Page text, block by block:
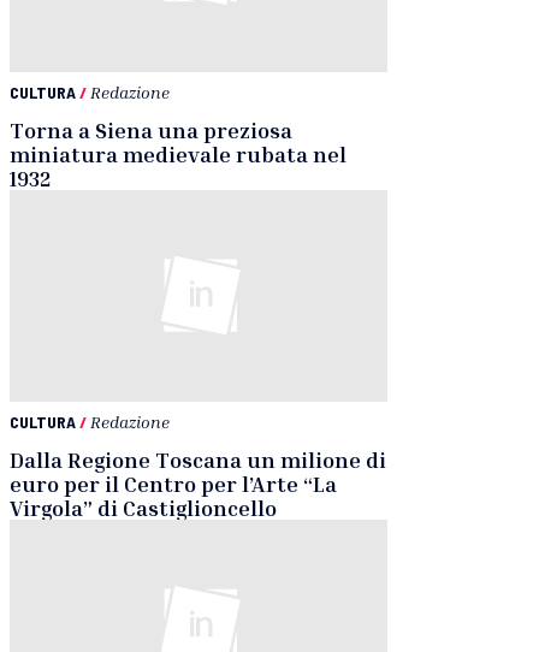
CULTURA/ Redazione
Torna a Siena una preziosa
miniatura medievale rubata nel
1932
CULTURA/ Redazione
Dalla Regione Toscana un milione di
euro per il Centro per l’Arte “La
Virgola” di Castiglioncello